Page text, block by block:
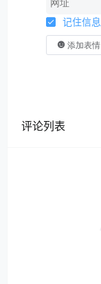
记住信息
添加表情
评论列表